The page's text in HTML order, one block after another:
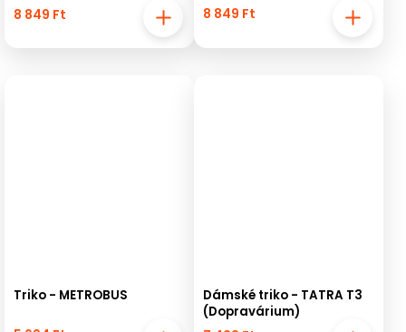
8 849 Ft 8 849 Ft
Triko - METROBUS
Dámské triko - TATRA T3
(Dopravárium)